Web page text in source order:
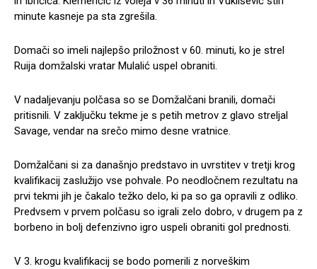
minute kasneje pa sta zgrešila.
Domači so imeli najlepšo priložnost v 60. minuti, ko je strel
Ruija domžalski vratar Mulalić uspel obraniti.
V nadaljevanju polčasa so se Domžalčani branili, domači
pritisnili. V zaključku tekme je s petih metrov z glavo streljal
Savage, vendar na srečo mimo desne vratnice.
Domžalčani si za današnjo predstavo in uvrstitev v tretji krog
kvalifikacij zaslužijo vse pohvale. Po neodločnem rezultatu na
prvi tekmi jih je čakalo težko delo, ki pa so ga opravili z odliko.
Predvsem v prvem polčasu so igrali zelo dobro, v drugem pa z
borbeno in bolj defenzivno igro uspeli obraniti gol prednosti.
V 3. krogu kvalifikacij se bodo pomerili z norveškim